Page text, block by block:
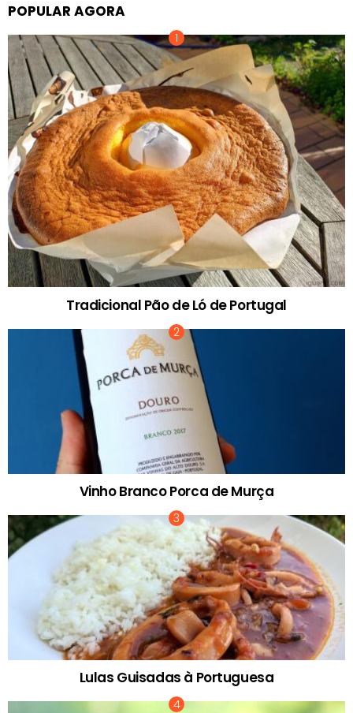
POPULAR AGORA
Tradicional Pão de Ló de Portugal
Vinho Branco Porca de Murça
Lulas Guisadas à Portuguesa